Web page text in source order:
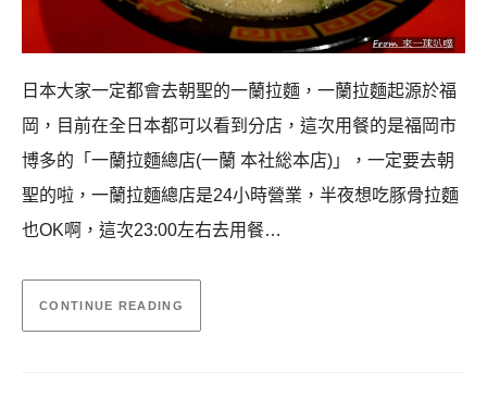
日本大家一定都會去朝聖的一蘭拉麵，一蘭拉麵起源於福
岡，目前在全日本都可以看到分店，這次用餐的是福岡市
博多的「一蘭拉麵總店(一蘭 本社総本店)」，一定要去朝
聖的啦，一蘭拉麵總店是24小時營業，半夜想吃豚骨拉麵
也OK啊，這次23:00左右去用餐…
CONTINUE READING